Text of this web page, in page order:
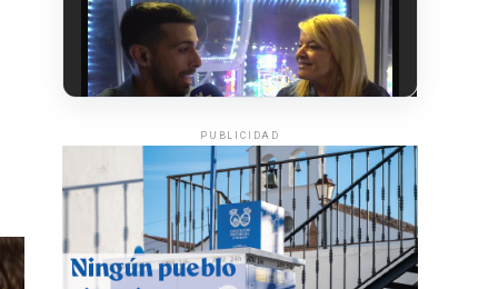
CUARTA CORRIDA DE LAS FIESTAS
COLOMBINAS 2026
·Huelvatv
PUBLICIDAD